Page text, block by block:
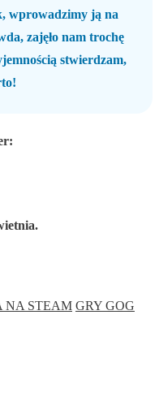
wprowadzimy ją na
zajęło nam trochę
stwierdzam,
NA STEAM GRY GOG